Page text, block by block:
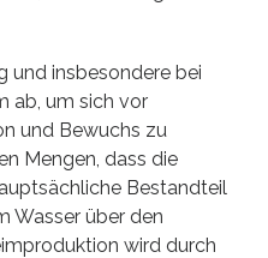
und insbesondere bei
ab, um sich vor
und Bewuchs zu
Mengen, dass die
Bestandteil
Wasser über den
wird durch